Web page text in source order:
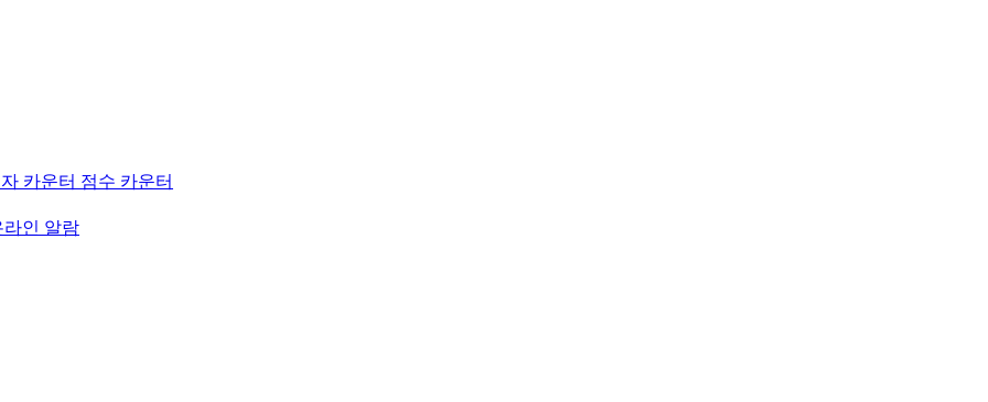
카운터 점수 카운터
라인 알람